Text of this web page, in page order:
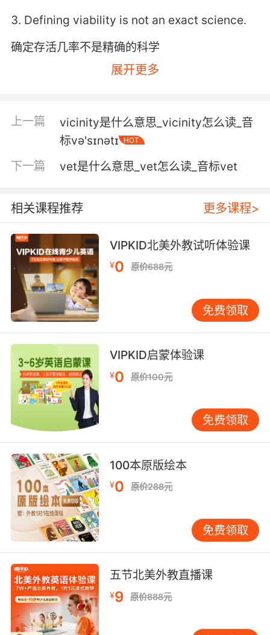
3. Defining viability is not an exact science.
确定存活几率不是精确的科学
4. it would demonstrate to the slave
就能向奴隶们证明 我们计划的可行度
5. If successful, it would allow the twins to
reach viability.
6. The way I see it, the real issue is viability.
在我看来 关键点是生存能力
7. to determine its viability within the moral
principles of this company.
之后再决定它的可行性 但不能违背这个公司的道
8. All I want is for you to provide expert
testimony on the viability of her claim.
我只希望你能提供专家证词 关于她所提出申诉是
9. viability keeps changing as medical
science improves.
随着医学的进步 胎儿的生存能力也在不断变化
10. I'm guessing 20 minutes before that limb
loses viability.
我猜再过二十分钟 那条断肢就失去活力了
展开更多
上一篇
vicinity是什么意思_vicinity怎么读_音
标və'sɪnətɪ
HOT
下一篇 vet是什么意思_vet怎么读_音标vet
相关课程推荐 更多课程>
VIPKID北美外教试听体验课
¥0 原价688元
免费领取
VIPKID启蒙体验课
¥0 原价100元
免费领取
100本原版绘本
¥0 原价288元
免费领取
五节北美外教直播课
¥9 原价888元